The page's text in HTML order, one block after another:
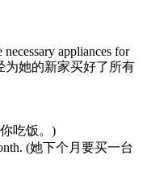
appliances for
为她的新家买好了所有
吃饭。)
(她下个月要买一台